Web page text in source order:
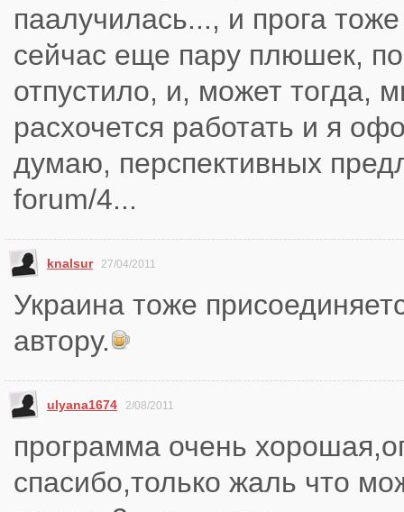
паалучилась..., и прога
сейчас еще пару плюшек,
отпустило, и, может тогда,
расхочется работать и я
думаю, перспективных
forum/4...
knalsur 27/04/2011
Украина тоже
автору.
ulyana1674 2/08/2011
программа очень
спасибо,только жаль что